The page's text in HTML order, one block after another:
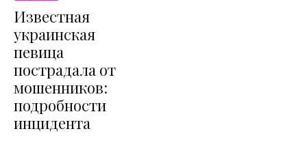
Известная
украинская
певица
пострадала от
мошенников:
подробности
инцидента